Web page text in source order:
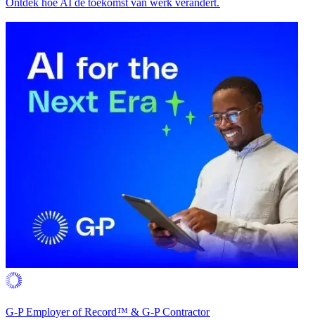
G-P Employer of Record™ & G-P Contractor​​